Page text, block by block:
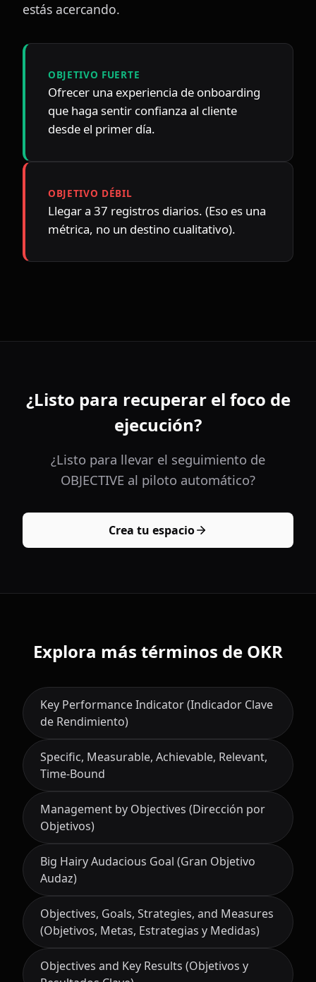
estás acercando.
OBJETIVO FUERTE
Ofrecer una experiencia de onboarding
que haga sentir confianza al cliente
desde el primer día.
OBJETIVO DÉBIL
Llegar a 37 registros diarios. (Eso es una
métrica, no un destino cualitativo).
¿Listo para recuperar el foco de
ejecución?
¿Listo para llevar el seguimiento de
OBJECTIVE al piloto automático?
Crea tu espacio
Explora más términos de OKR
Key Performance Indicator (Indicador Clave
de Rendimiento)
Specific, Measurable, Achievable, Relevant,
Time-Bound
Management by Objectives (Dirección por
Objetivos)
Big Hairy Audacious Goal (Gran Objetivo
Audaz)
Objectives, Goals, Strategies, and Measures
(Objetivos, Metas, Estrategias y Medidas)
Objectives and Key Results (Objetivos y